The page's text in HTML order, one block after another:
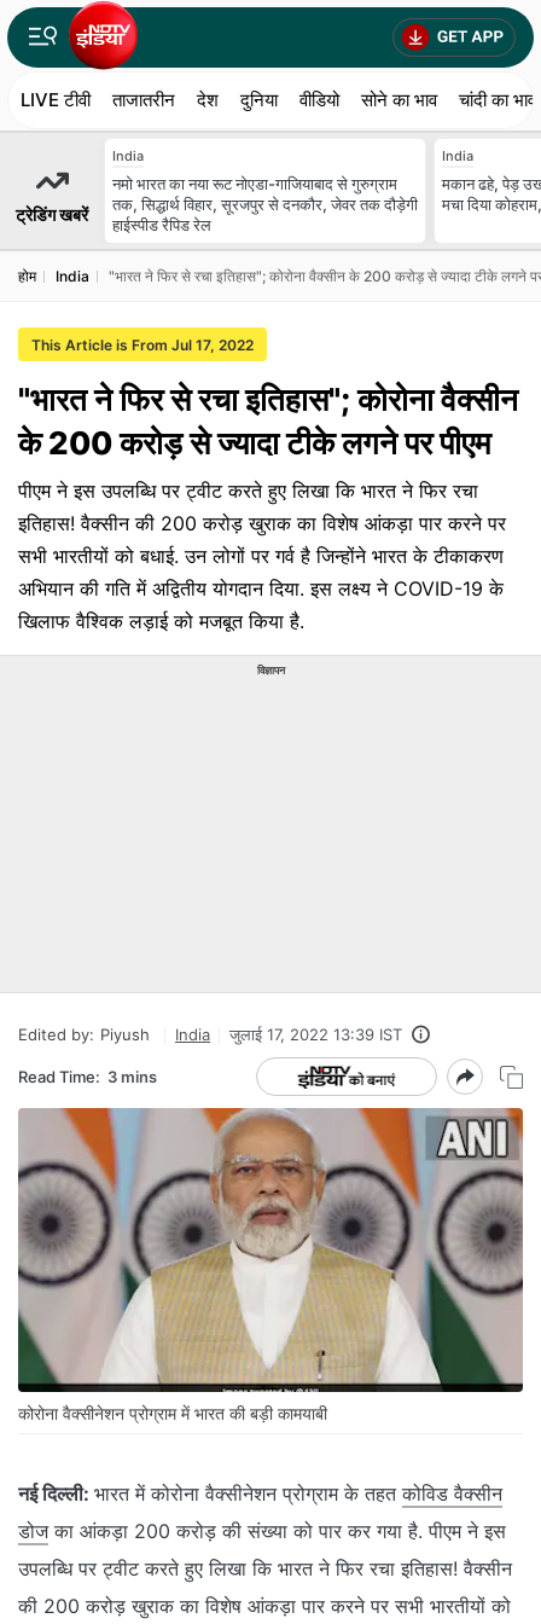
LIVE टीवी ताजातरीन देश दुनिया वीडियो सोने का भाव चांदी का भाव
ट्रेडिंग खबरें
India
नमो भारत का नया रूट नोएडा-गाजियाबाद से गुरुग्राम
तक, सिद्धार्थ विहार, सूरजपुर से दनकौर, जेवर तक दौड़ेगी
हाईस्पीड रैपिड रेल
India
मकान ढहे, पेड़
मचा दिया
होम India "भारत ने फिर से रचा इतिहास"; कोरोना वैक्सीन के 200 करोड़ से ज्यादा टीके लगने
This Article is From Jul 17, 2022
"भारत ने फिर से रचा इतिहास"; कोरोना वैक्सीन
के 200 करोड़ से ज्यादा टीके लगने पर पीएम
पीएम ने इस उपलब्धि पर ट्वीट करते हुए लिखा कि भारत ने फिर रचा
इतिहास! वैक्सीन की 200 करोड़ खुराक का विशेष आंकड़ा पार करने पर
सभी भारतीयों को बधाई. उन लोगों पर गर्व है जिन्होंने भारत के टीकाकरण
अभियान की गति में अद्वितीय योगदान दिया. इस लक्ष्य ने COVID-19 के
खिलाफ वैश्विक लड़ाई को मजबूत किया है.
विज्ञापन
Edited by: Piyush India जुलाई 17, 2022 13:39 IST
Read Time: 3 mins
कोरोना वैक्सीनेशन प्रोग्राम में भारत की बड़ी कामयाबी
नई दिल्ली: भारत में कोरोना वैक्सीनेशन प्रोग्राम के तहतकोविड वैक्सीन
डोजका आंकड़ा 200 करोड़ की संख्या को पार कर गया है. पीएम ने इस
उपलब्धि पर ट्वीट करते हुए लिखा कि भारत ने फिर रचा इतिहास! वैक्सीन
की 200 करोड़ खुराक का विशेष आंकड़ा पार करने पर सभी भारतीयों को